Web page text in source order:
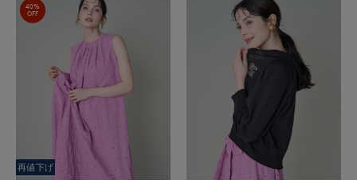
40%
OFF
再値下げ